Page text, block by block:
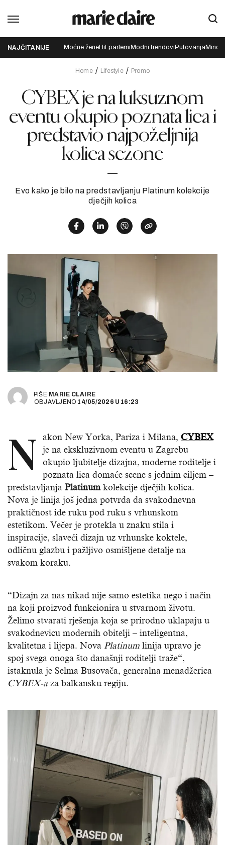
NAJČITANIJE Moćne ženeHit parfemi Modni trendovi Putovanja
Home Lifestyle Promo
CYBEX je na luksuznom
eventu okupio poznata lica i
predstavio najpoželjnija
kolica sezone
Evo kako je bilo na predstavljanju Platinum kolekcije
dječjih kolica
PIŠE MARIE CLAIRE
OBJAVLJENO 14/05/2026 U 16:23
N akon New Yorka, Pariza i Milana, CYBEX
je na ekskluzivnom eventu u Zagrebu
okupio ljubitelje dizajna, moderne roditelje i
poznata lica domaće scene s jednim ciljem –
predstavljanja Platinumkolekcije dječjih kolica.
Nova je linija još jedna potvrda da svakodnevna
praktičnost ide ruku pod ruku s vrhunskom
estetikom. Večer je protekla u znaku stila i
inspiracije, slaveći dizajn uz vrhunske koktele,
odličnu glazbu i pažljivo osmišljene detalje na
svakom koraku.
“Dizajn za nas nikad nije samo estetika nego i način
na koji proizvod funkcionira u stvarnom životu.
Želimo stvarati rješenja koja se prirodno uklapaju u
svakodnevicu modernih obitelji – inteligentna,
kvalitetna i lijepa. Nova Platinum linija upravo je
spoj svega onoga što današnji roditelji traže“,
istaknula je Selma Busovača, generalna menadžerica
CYBEX-a za balkansku regiju.